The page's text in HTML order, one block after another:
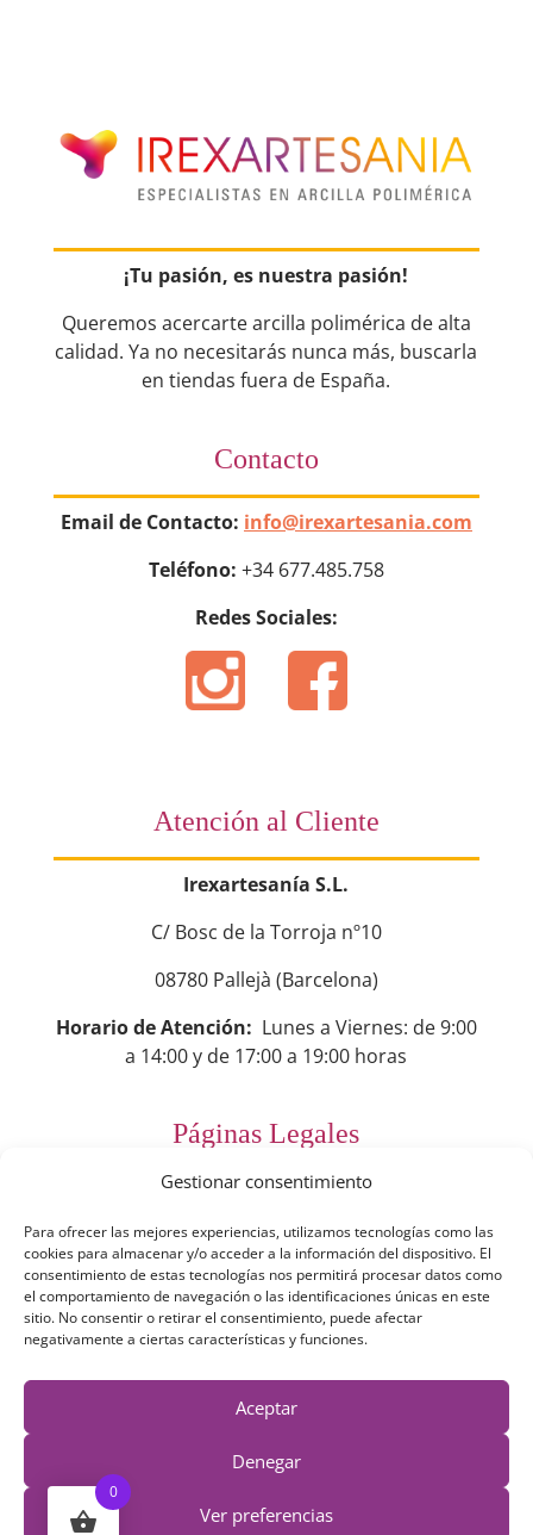
Gestionar consentimiento
Para ofrecer las mejores experiencias, utilizamos tecnologías como las
cookies para almacenar y/o acceder a la información del dispositivo. El
consentimiento de estas tecnologías nos permitirá procesar datos como
el comportamiento de navegación o las identificaciones únicas en este
sitio. No consentir o retirar el consentimiento, puede afectar
negativamente a ciertas características y funciones.
Aceptar
Denegar
Ver preferencias
¡Tu pasión, es nuestra pasión!
Queremos acercarte arcilla polimérica de alta
calidad. Ya no necesitarás nunca más, buscarla
en tiendas fuera de España.
Contacto
Email de Contacto: info@irexartesania.com
Teléfono: +34 677.485.758
Redes Sociales:
Atención al Cliente
Irexartesanía S.L.
C/ Bosc de la Torroja nº10
08780 Pallejà (Barcelona)
Horario de Atención: Lunes a Viernes: de 9:00
a 14:00 y de 17:00 a 19:00 horas
Páginas Legales
Preguntas Frecuentes
Aviso Legal
Política de Privacidad
Política de Cookies
Términos y Condiciones
0